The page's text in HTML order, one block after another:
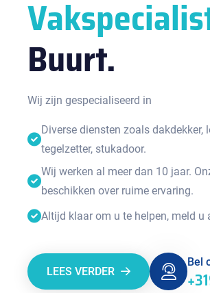
Buurt.
Wij zijn gespecialiseerd in
Diverse diensten zoals dakdekker,
tegelzetter, stukadoor.
Wij werken al meer dan 10 jaar.
beschikken over ruime ervaring.
Altijd klaar om u te helpen, meld u
LEES VERDER
Bel